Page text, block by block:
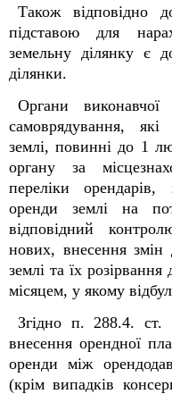
Також відповідно
підставою для
земельну ділянку є
ділянки.
Органи
самоврядування,
землі, повинні до 1
органу за
переліки
оренди землі на
відповідний
нових, внесення змін
землі та їх
місяцем, у якому
Згідно п. 288.4. ст.
внесення орендної
оренди між
(крім випадків